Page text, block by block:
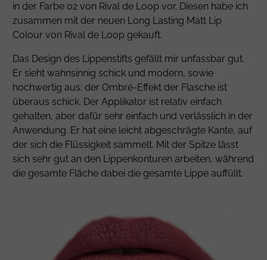
in der Farbe 02 von Rival de Loop vor. Diesen habe ich
zusammen mit der neuen Long Lasting Matt Lip
Colour von Rival de Loop gekauft.
Das Design des Lippenstifts gefällt mir unfassbar gut.
Er sieht wahnsinnig schick und modern, sowie
hochwertig aus; der Ombré-Effekt der Flasche ist
überaus schick. Der Applikator ist relativ einfach
gehalten, aber dafür sehr einfach und verlässlich in der
Anwendung. Er hat eine leicht abgeschrägte Kante, auf
der sich die Flüssigkeit sammelt. Mit der Spitze lässt
sich sehr gut an den Lippenkonturen arbeiten, während
die gesamte Fläche dabei die gesamte Lippe auffüllt.